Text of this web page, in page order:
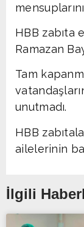
HBB zabıta
Ramazan
Tam
unutmadı.
HBB
ailelerinin
İlgili